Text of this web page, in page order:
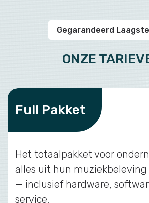
Gegarandeerd
ONZE
Full Pakket
Het totaalpakket voor
alles uit hun
— inclusief hardware,
service.